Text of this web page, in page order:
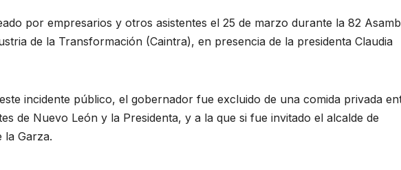
por empresarios y otros asistentes el 25 de marzo durante la 82
de la Transformación (Caintra), en presencia de la presidenta Claudia
incidente público, el gobernador fue excluido de una comida privada
de Nuevo León y la Presidenta, y a la que si fue invitado el alcalde de
la Garza.